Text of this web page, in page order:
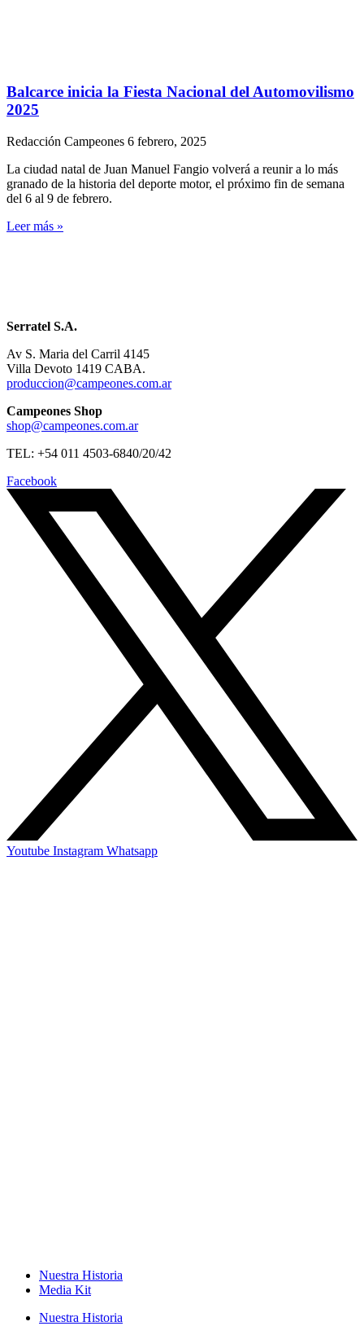
Balcarce inicia la Fiesta Nacional del Automovilismo
2025
Redacción Campeones 6 febrero, 2025
La ciudad natal de Juan Manuel Fangio volverá a reunir a lo más
granado de la historia del deporte motor, el próximo fin de semana
del 6 al 9 de febrero.
Leer más »
Serratel S.A.
Av S. Maria del Carril 4145
Villa Devoto 1419 CABA.
produccion@campeones.com.ar
Campeones Shop
shop@campeones.com.ar
TEL: +54 011 4503-6840/20/42
Facebook
Youtube Instagram Whatsapp
Nuestra Historia
Media Kit
Nuestra Historia